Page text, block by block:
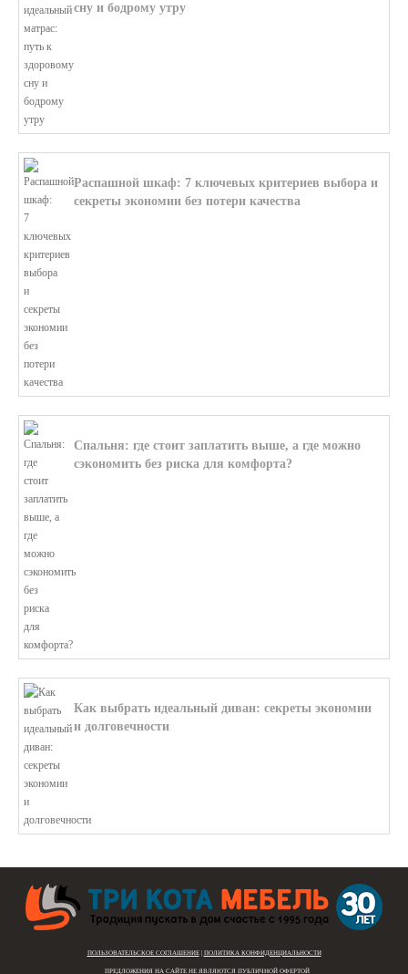
сну и бодрому утру
Распашной шкаф: 7 ключевых критериев выбора и
секреты экономии без потери качества
Спальня: где стоит заплатить выше, а где можно
сэкономить без риска для комфорта?
Как выбрать идеальный диван: секреты экономии
и долговечности
ПОЛЬЗОВАТЕЛЬСКОЕ СОГЛАШЕНИЕ| ПОЛИТИКА КОНФИДЕНЦИАЛЬНОСТИ
ПРЕДЛОЖЕНИЯ НА САЙТЕ НЕ ЯВЛЯЮТСЯ ПУБЛИЧНОЙ ОФЕРТОЙ